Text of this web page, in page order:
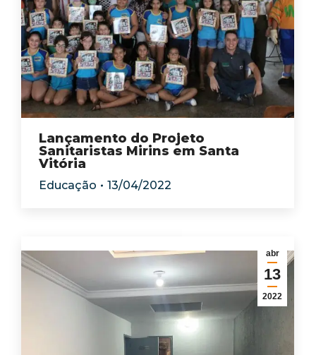
Lançamento do Projeto
Sanitaristas Mirins em Santa
Vitória
Educação 13/04/2022
abr
13
2022